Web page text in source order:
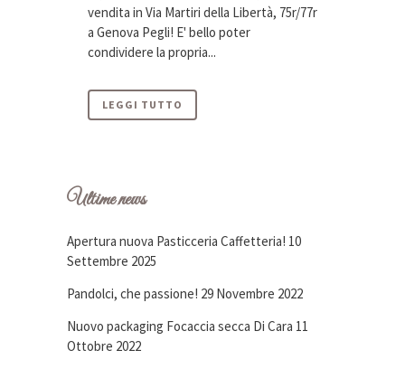
vendita in Via Martiri della Libertà, 75r/77r
a Genova Pegli! E' bello poter
condividere la propria...
LEGGI TUTTO
Ultime news
Apertura nuova Pasticceria Caffetteria! 10
Settembre 2025
Pandolci, che passione! 29 Novembre 2022
Nuovo packaging Focaccia secca Di Cara 11
Ottobre 2022